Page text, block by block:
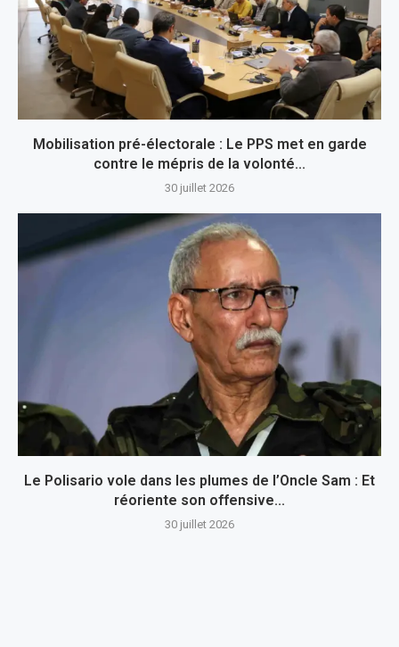
Mobilisation pré-électorale : Le PPS met en garde
contre le mépris de la volonté...
30 juillet 2026
Le Polisario vole dans les plumes de l’Oncle Sam : Et
réoriente son offensive...
30 juillet 2026